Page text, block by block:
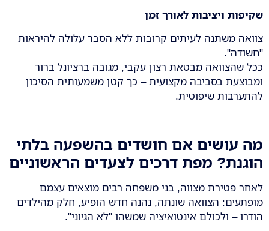
שקיפות ויציבות לאורך זמן
צוואה משתנה לעיתים קרובות ללא הסבר עלולה להיראות
"חשודה".
ככל שהצוואה מבטאת רצון עקבי, מגובה ברציונל ברור
ומבוצעת בסביבה מקצועית – כך קטן משמעותית הסיכון
להתערבות שיפוטית.
מה עושים אם חושדים בהשפעה בלתי
הוגנת? מפת דרכים לצעדים הראשוניים
לאחר פטירת מצווה, בני משפחה רבים מוצאים עצמם
מופתעים: הצוואה שונתה, נהנה חדש הופיע, חלק מהילדים
הודרו – ולכולם אינטואיציה שמשהו "לא הגיוני".